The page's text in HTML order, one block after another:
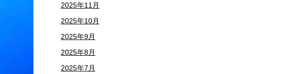
2025年11月
2025年10月
2025年9月
2025年8月
2025年7月